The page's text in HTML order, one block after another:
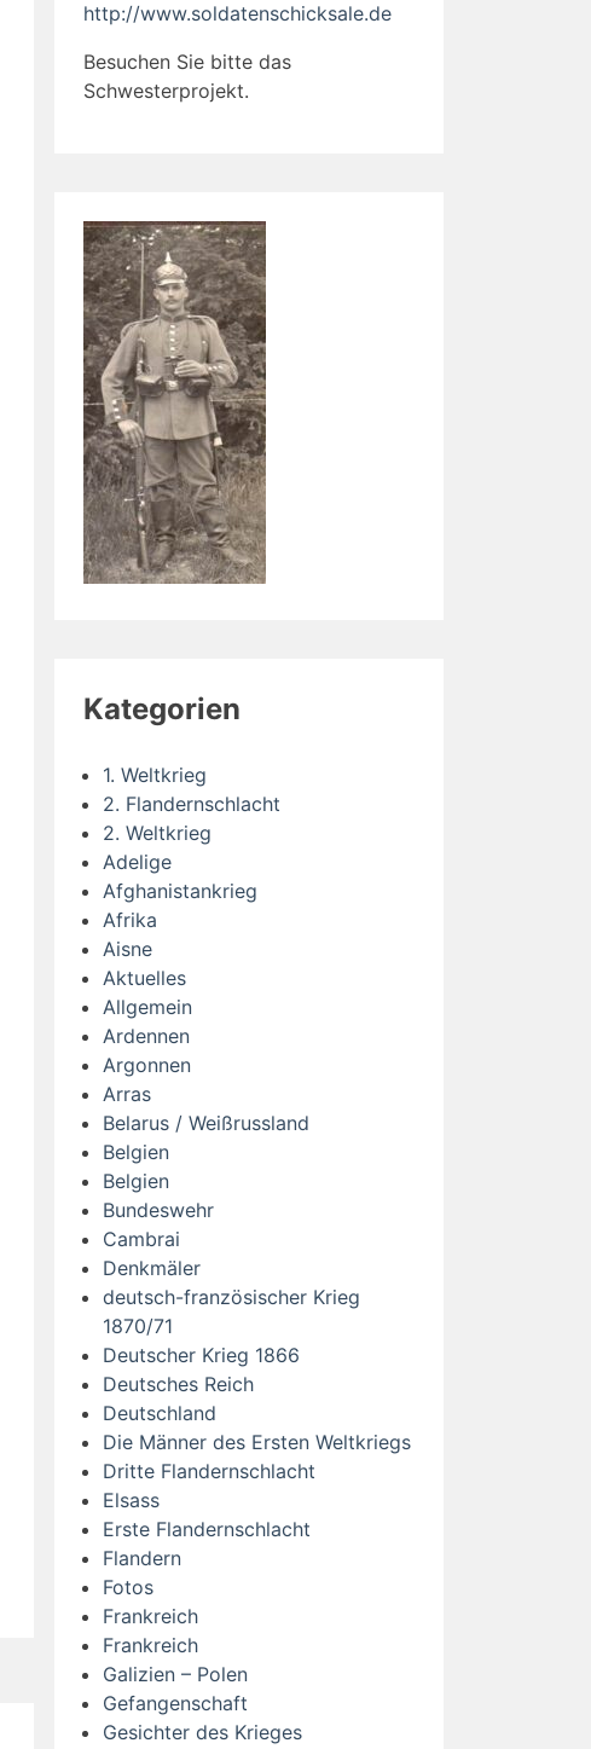
http://www.soldatenschicksale.de
Besuchen Sie bitte das
Schwesterprojekt.
Kategorien
1. Weltkrieg
2. Flandernschlacht
2. Weltkrieg
Adelige
Afghanistankrieg
Afrika
Aisne
Aktuelles
Allgemein
Ardennen
Argonnen
Arras
Belarus / Weißrussland
Belgien
Belgien
Bundeswehr
Cambrai
Denkmäler
deutsch-französischer Krieg
1870/71
Deutscher Krieg 1866
Deutsches Reich
Deutschland
Die Männer des Ersten Weltkriegs
Dritte Flandernschlacht
Elsass
Erste Flandernschlacht
Flandern
Fotos
Frankreich
Frankreich
Galizien – Polen
Gefangenschaft
Gesichter des Krieges